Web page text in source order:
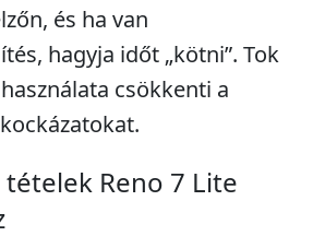
és ha van
hagyja időt „kötni”. Tok
csökkenti a
Reno 7 Lite